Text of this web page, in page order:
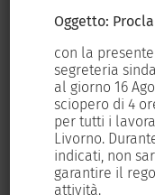
Condividi
Oggetto:
con la
segreteria
al giorno 16
sciopero di 4
per tutti i
Livorno.
indicati, non
garantire il
attività.